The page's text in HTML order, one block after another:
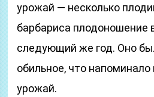
урожай — несколько
барбариса плодоношение
следующий же год. Оно
обильное, что
урожай.